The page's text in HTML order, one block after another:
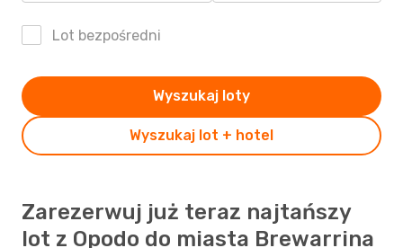
Lot bezpośredni
Wyszukaj lot + hotel
Wyszukaj loty
Zarezerwuj już teraz najtańszy
lot z Opodo do miasta Brewarrina